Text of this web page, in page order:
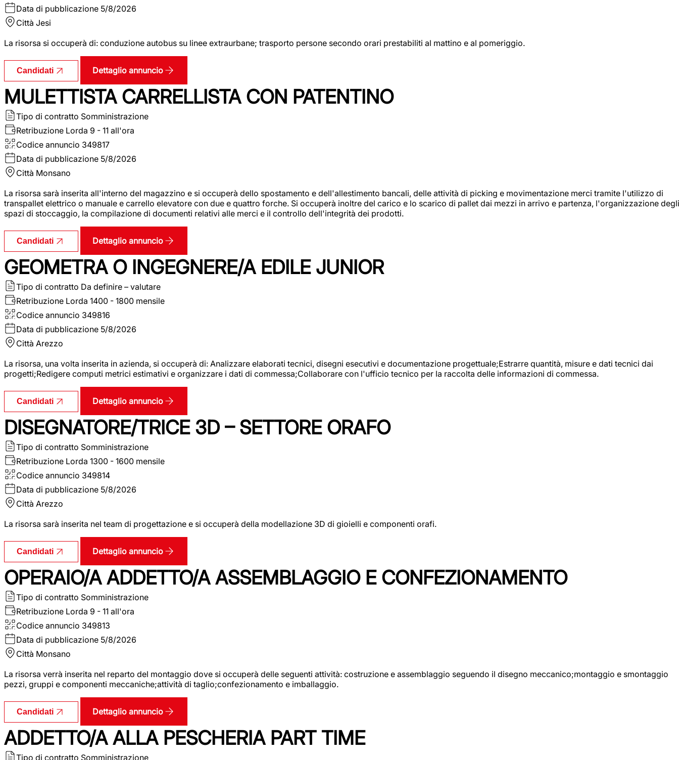
Data di pubblicazione 5/8/2026
Città Jesi
La risorsa si occuperà di: conduzione autobus su linee extraurbane; trasporto persone secondo orari prestabiliti al mattino e al pomeriggio.
Candidati Dettaglio annuncio
MULETTISTA CARRELLISTA CON PATENTINO
Tipo di contratto Somministrazione
Retribuzione Lorda 9 - 11 all'ora
Codice annuncio 349817
Data di pubblicazione 5/8/2026
Città Monsano
La risorsa sarà inserita all'interno del magazzino e si occuperà dello spostamento e dell'allestimento bancali, delle attività di picking e movimentazione merci tramite l'utilizzo di
transpallet elettrico o manuale e carrello elevatore con due e quattro forche. Si occuperà inoltre del carico e lo scarico di pallet dai mezzi in arrivo e partenza, l'organizzazione degli
spazi di stoccaggio, la compilazione di documenti relativi alle merci e il controllo dell'integrità dei prodotti.
Candidati Dettaglio annuncio
GEOMETRA O INGEGNERE/A EDILE JUNIOR
Tipo di contratto Da definire – valutare
Retribuzione Lorda 1400 - 1800 mensile
Codice annuncio 349816
Data di pubblicazione 5/8/2026
Città Arezzo
La risorsa, una volta inserita in azienda, si occuperà di: Analizzare elaborati tecnici, disegni esecutivi e documentazione progettuale;Estrarre quantità, misure e dati tecnici dai
progetti;Redigere computi metrici estimativi e organizzare i dati di commessa;Collaborare con l'ufficio tecnico per la raccolta delle informazioni di commessa.
Candidati Dettaglio annuncio
DISEGNATORE/TRICE 3D – SETTORE ORAFO
Tipo di contratto Somministrazione
Retribuzione Lorda 1300 - 1600 mensile
Codice annuncio 349814
Data di pubblicazione 5/8/2026
Città Arezzo
La risorsa sarà inserita nel team di progettazione e si occuperà della modellazione 3D di gioielli e componenti orafi.
Candidati Dettaglio annuncio
OPERAIO/A ADDETTO/A ASSEMBLAGGIO E CONFEZIONAMENTO
Tipo di contratto Somministrazione
Retribuzione Lorda 9 - 11 all'ora
Codice annuncio 349813
Data di pubblicazione 5/8/2026
Città Monsano
La risorsa verrà inserita nel reparto del montaggio dove si occuperà delle seguenti attività: costruzione e assemblaggio seguendo il disegno meccanico;montaggio e smontaggio
pezzi, gruppi e componenti meccaniche;attività di taglio;confezionamento e imballaggio.
Candidati Dettaglio annuncio
ADDETTO/A ALLA PESCHERIA PART TIME
Tipo di contratto Somministrazione